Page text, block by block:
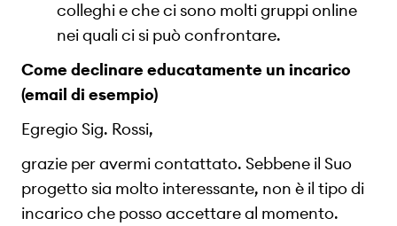
colleghi e che ci sono molti gruppi online
nei quali ci si può confrontare.
Come declinare educatamente un incarico
(email di esempio)
Egregio Sig. Rossi,
grazie per avermi contattato. Sebbene il Suo
progetto sia molto interessante, non è il tipo di
incarico che posso accettare al momento.